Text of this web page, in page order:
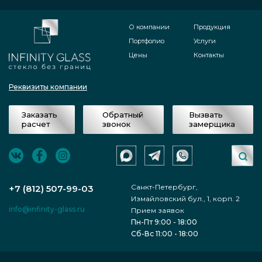
небольшой.
Дверь из закалённого стекла,
комплектуется нужными для
использования компонентами
(алюминиевыми, из дерева, металла и
т.д.) и доставляется по области.
Проводятся монтажные работы,
ставится профиль и стекло. После того,
как дверь устанавливают, проходит
Реквизиты компании
О компании
Портфолио
Цены
Продукция
Услуги
Контакты
Заказать
расчет
Обратный
звонок
Вызвать
замерщика
+7 (812) 507-99-03
Санкт-Петербург,
Измайловский бул., 1, корп. 2
info@infinity-glass.ru
Прием заявок
Пн-Пт 9:00 - 18:00
Сб-Вс 11:00 - 18:00